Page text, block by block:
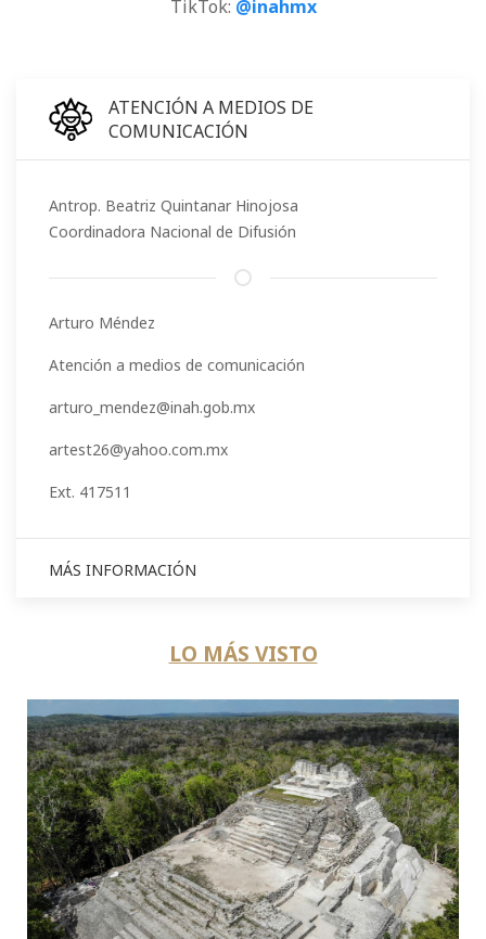
TikTok: @inahmx
ATENCIÓN A MEDIOS DE
COMUNICACIÓN
Antrop. Beatriz Quintanar Hinojosa
Coordinadora Nacional de Difusión
Arturo Méndez
Atención a medios de comunicación
arturo_mendez@inah.gob.mx
artest26@yahoo.com.mx
Ext. 417511
MÁS INFORMACIÓN
LO MÁS VISTO